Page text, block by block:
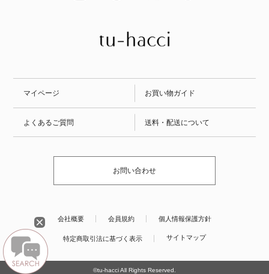
マイページ お買い物ガイド
よくあるご質問 送料・配送について
お問い合わせ
会社概要 会員規約 個人情報保護方針
特定商取引法に基づく表示 サイトマップ
©tu-hacci All Rights Reserved.